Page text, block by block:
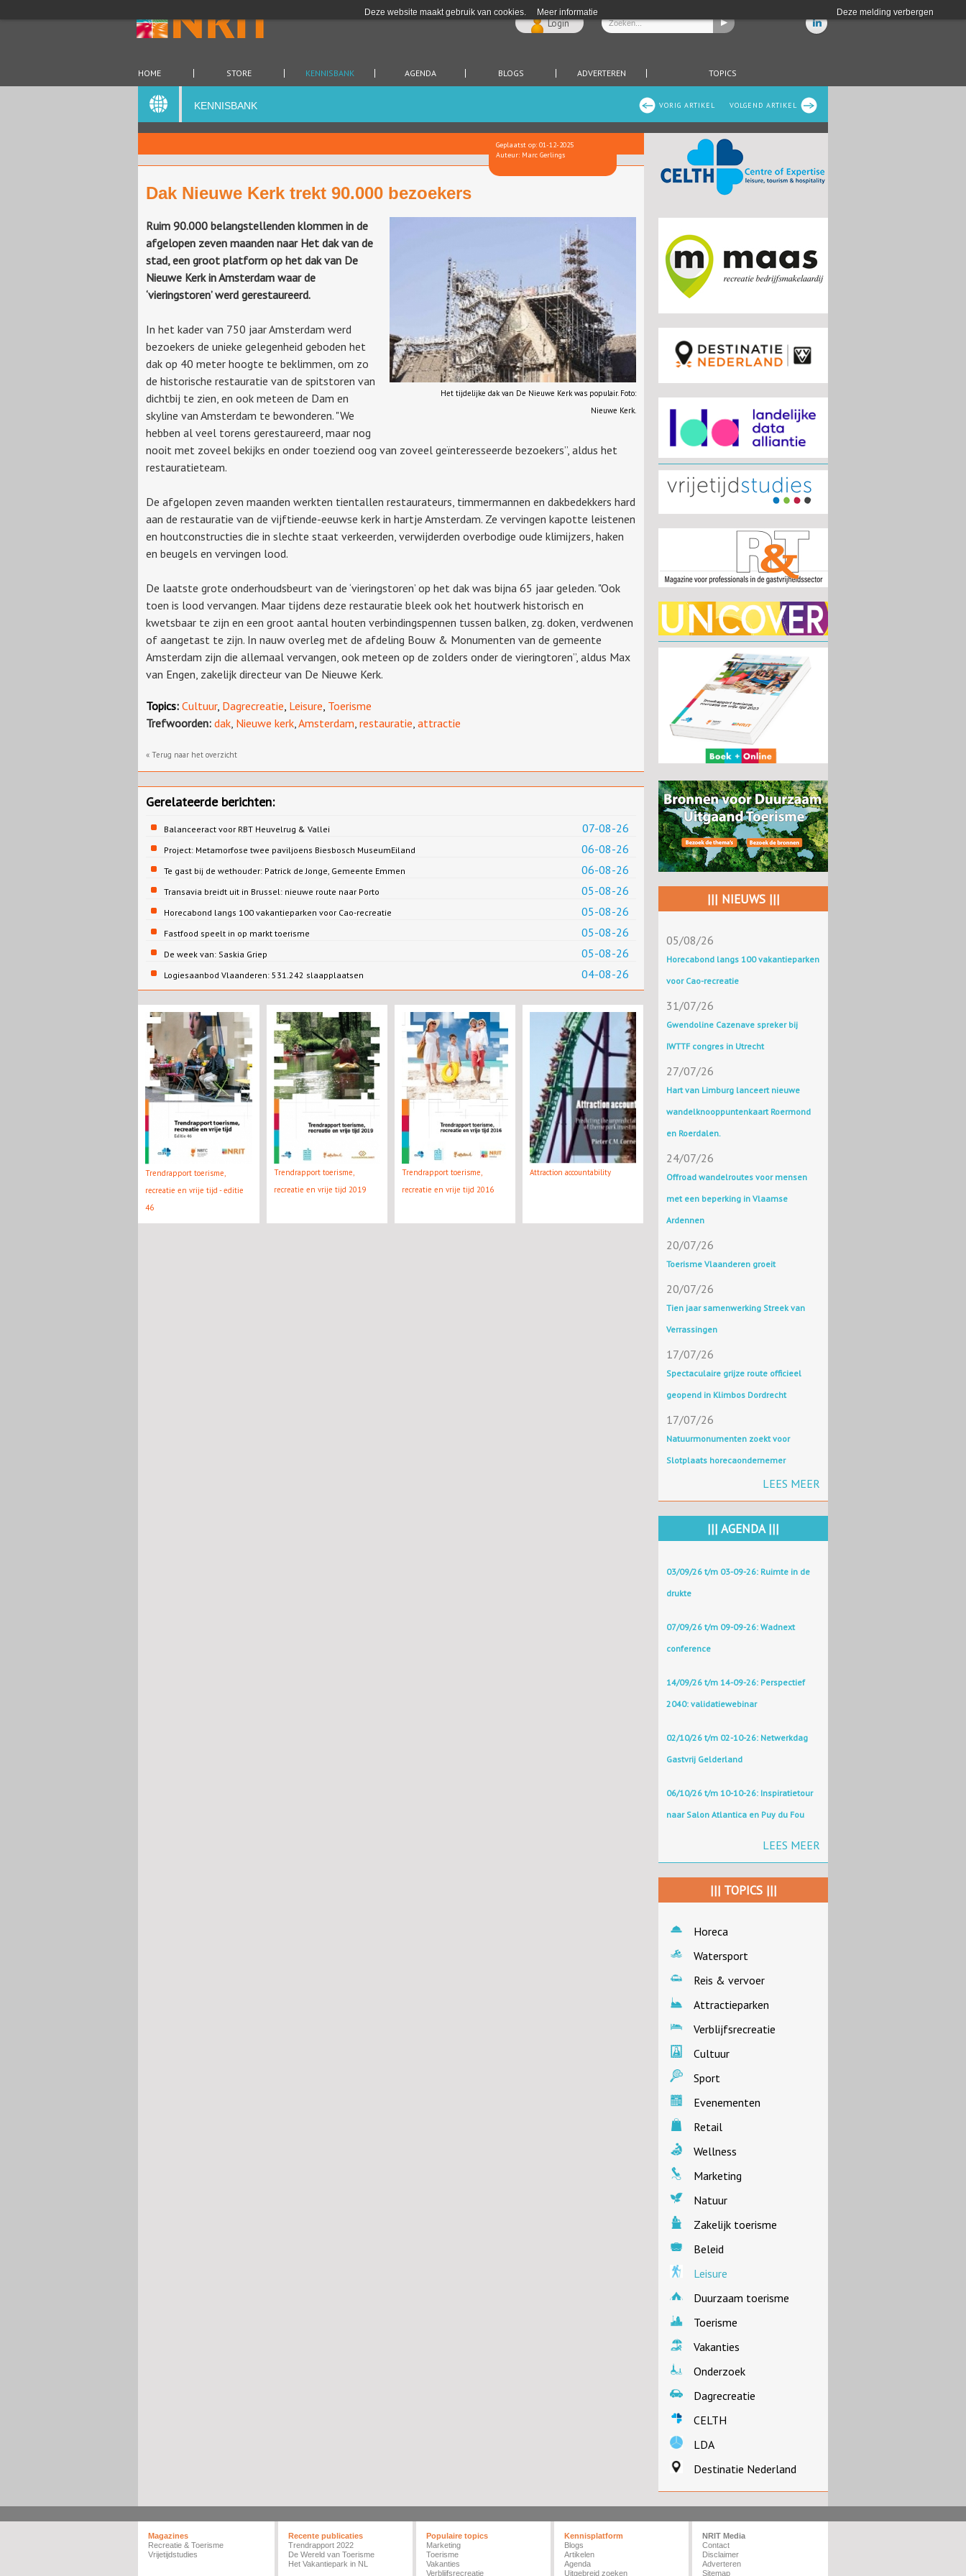
Deze website maakt gebruik van cookies. Meer informatie Deze melding verbergen
Login
HOME STORE KENNISBANK AGENDA BLOGS ADVERTEREN TOPICS
VOLGEND ARTIKEL
VORIG ARTIKEL
KENNISBANK
Geplaatst op: 01-12-2025
Auteur: Marc Gerlings
Dak Nieuwe Kerk trekt 90.000 bezoekers
Het tijdelijke dak van De Nieuwe Kerk was populair. Foto:
Nieuwe Kerk.
Ruim 90.000 belangstellenden klommen in de
afgelopen zeven maanden naar Het dak van de
stad, een groot platform op het dak van De
Nieuwe Kerk in Amsterdam waar de
‘vieringstoren’ werd gerestaureerd.
In het kader van 750 jaar Amsterdam werd
bezoekers de unieke gelegenheid geboden het
dak op 40 meter hoogte te beklimmen, om zo
de historische restauratie van de spitstoren van
dichtbij te zien, en ook meteen de Dam en
skyline van Amsterdam te bewonderen. "We
hebben al veel torens gerestaureerd, maar nog
nooit met zoveel bekijks en onder toeziend oog van zoveel geïnteresseerde bezoekers”, aldus het
restauratieteam.
De afgelopen zeven maanden werkten tientallen restaurateurs, timmermannen en dakbedekkers hard
aan de restauratie van de vijftiende-eeuwse kerk in hartje Amsterdam. Ze vervingen kapotte leistenen
en houtconstructies die in slechte staat verkeerden, verwijderden overbodige oude klimijzers, haken
en beugels en vervingen lood.
De laatste grote onderhoudsbeurt van de ‘vieringstoren’ op het dak was bijna 65 jaar geleden. "Ook
toen is lood vervangen. Maar tijdens deze restauratie bleek ook het houtwerk historisch en
kwetsbaar te zijn en een groot aantal houten verbindingspennen tussen balken, zg. doken, verdwenen
of aangetast te zijn. In nauw overleg met de afdeling Bouw & Monumenten van de gemeente
Amsterdam zijn die allemaal vervangen, ook meteen op de zolders onder de vieringtoren”, aldus Max
van Engen, zakelijk directeur van De Nieuwe Kerk.
Topics: Cultuur, Dagrecreatie Leisure Toerisme
Trefwoorden: dak Nieuwe kerk Amsterdam restauratie attractie
« Terug naar het overzicht
Gerelateerde berichten:
07-08-26
Balanceeract voor RBT Heuvelrug & Vallei
06-08-26
Project: Metamorfose twee paviljoens Biesbosch MuseumEiland
06-08-26
Te gast bij de wethouder: Patrick de Jonge, Gemeente Emmen
05-08-26
Transavia breidt uit in Brussel: nieuwe route naar Porto
05-08-26
Horecabond langs 100 vakantieparken voor Cao-recreatie
05-08-26
Fastfood speelt in op markt toerisme
05-08-26
De week van: Saskia Griep
04-08-26
Logiesaanbod Vlaanderen: 531.242 slaapplaatsen
Trendrapport toerisme,
recreatie en vrije tijd - editie
46
Trendrapport toerisme,
recreatie en vrije tijd 2019
Trendrapport toerisme,
recreatie en vrije tijd 2016
Attraction accountability
||| NIEUWS |||
05/08/26
Horecabond langs 100 vakantieparken
voor Cao-recreatie
31/07/26
Gwendoline Cazenave spreker bij
IWTTF congres in Utrecht
27/07/26
Hart van Limburg lanceert nieuwe
wandelknooppuntenkaart Roermond
en Roerdalen.
24/07/26
Offroad wandelroutes voor mensen
met een beperking in Vlaamse
Ardennen
20/07/26
Toerisme Vlaanderen groeit
20/07/26
Tien jaar samenwerking Streek van
Verrassingen
17/07/26
Spectaculaire grijze route officieel
geopend in Klimbos Dordrecht
17/07/26
Natuurmonumenten zoekt voor
Slotplaats horecaondernemer
LEES MEER
||| AGENDA |||
03/09/26 t/m 03-09-26: Ruimte in de
drukte
07/09/26 t/m 09-09-26: Wadnext
conference
14/09/26 t/m 14-09-26: Perspectief
2040: validatiewebinar
02/10/26 t/m 02-10-26: Netwerkdag
Gastvrij Gelderland
06/10/26 t/m 10-10-26: Inspiratietour
naar Salon Atlantica en Puy du Fou
LEES MEER
||| TOPICS |||
Horeca
Watersport
Reis & vervoer
Attractieparken
Verblijfsrecreatie
Cultuur
Sport
Evenementen
Retail
Wellness
Marketing
Natuur
Zakelijk toerisme
Beleid
Leisure
Duurzaam toerisme
Toerisme
Vakanties
Onderzoek
Dagrecreatie
CELTH
LDA
Destinatie Nederland
Magazines
Recreatie & Toerisme
Vrijetijdstudies
Recente publicaties
Trendrapport 2022
De Wereld van Toerisme
Het Vakantiepark in NL
Populaire topics
Marketing
Toerisme
Vakanties
Verblijfsrecreatie
Kennisplatform
Blogs
Artikelen
Agenda
Uitgebreid zoeken
NRIT Media
Contact
Disclaimer
Adverteren
Sitemap